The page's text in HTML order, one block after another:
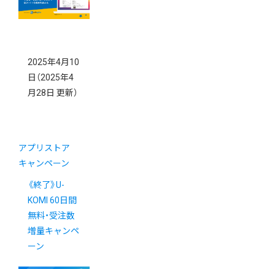
2025年4月10
日 （2025年4
月28日 更新）
アプリストア
キャンペーン
《終了》U-
KOMI 60日間
無料・受注数
増量キャンペ
ーン